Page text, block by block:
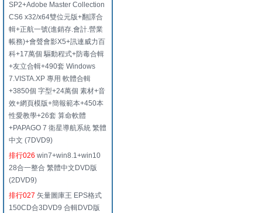
SP2+Adobe Master Collection
CS6 x32/x64雙位元版+翻譯合
輯+正航一號(進銷存.會計.營業
帳務)+會聲會影X5+訊連威力百
科+17萬個 驅動程式+防毒合輯
+友立合輯+490套 Windows
7.VISTA.XP 專用 軟體合輯
+3850個 字型+24萬個 素材+音
效+網頁模版+簡報範本+450本
性愛教學+26套 算命軟體
+PAPAGO 7 衛星導航系統 繁體
中文 (7DVD9)
排行026 win7+win8.1+win10
28合一整合 繁體中文DVD版
(2DVD9)
排行027 矢量圖庫王 EPS格式
150CD合3DVD9 合輯DVD版